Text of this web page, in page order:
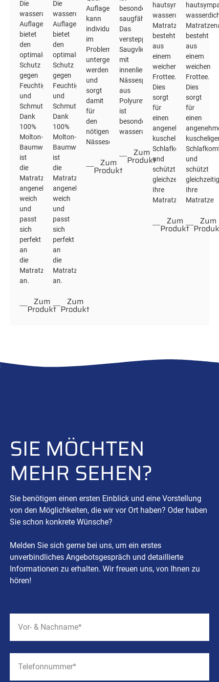
Die
wasserdichte
Auflage
bietet
den
optimalen
Schutz
gegen
Feuchtigkeit
und
Schmutz.
Dank
100%
Molton-
Baumwolle
ist
die
Matratzenauflage
angenehm
weich
und
passt
sich
perfekt
an
die
Matratze
an.
Zum
Produkt
Die
wasserdichte
Auflage
bietet
den
optimalen
Schutz
gegen
Feuchtigkeit
und
Schmutz.
Dank
100%
Molton-
Baumwolle
ist
die
Matratzenauflage
angenehm
weich
und
passt
sich
perfekt
an
die
Matratze
an.
Zum
Produkt
Auflage
kann
individuell
im
Problembereich
untergelegt
werden
und
sorgt
damit
für
den
nötigen
Nässeschutz.
Zum
Produkt
besonders
saugfähig.
Das
versteppte
Saugvlies
mit
innenliegender
Nässesperre
aus
Polyurethan
ist
besonders
wasserundurchlässig.
Zum
Produkt
hautsympathische
wasserdichte
Matratzenauflage
besteht
aus
einem
weichen
Frottee.
Dies
sorgt
für
einen
angenehmen,
kuscheligen
Schlafkomfort
und
schützt
gleichzeitig
Ihre
Matratze
Zum
Produkt
besteht
aus
einem
weichen
Frottee.
Dies
sorgt
für
einen
und
schützt
gleichzeitig
Ihre
Matratze
Zum
SIE MÖCHTEN
MEHR SEHEN?
Sie benötigen einen ersten Einblick und eine Vorstellung
von den Möglichkeiten, die wir vor Ort haben? Oder haben
Sie schon konkrete Wünsche?
Melden Sie sich gerne bei uns, um ein erstes
unverbindliches Angebotsgespräch und detaillierte
Informationen zu erhalten. Wir freuen uns, von Ihnen zu
hören!